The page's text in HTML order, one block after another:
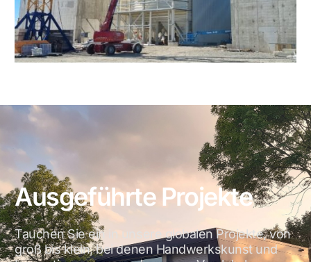
Ausgeführte Projekte
Tauchen Sie ein in unsere globalen Projekte, von
groß bis klein, bei denen Handwerkskunst und